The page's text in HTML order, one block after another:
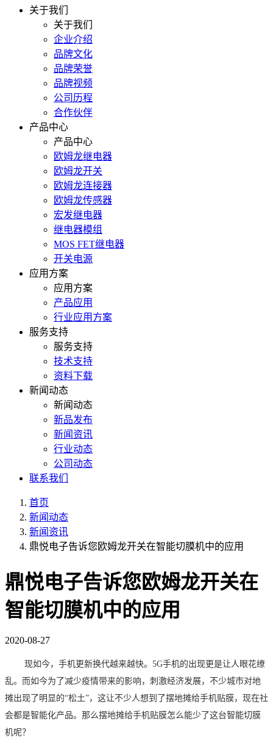
关于我们
关于我们
企业介绍
品牌文化
品牌荣誉
品牌视频
公司历程
合作伙伴
产品中心
产品中心
欧姆龙继电器
欧姆龙开关
欧姆龙连接器
欧姆龙传感器
宏发继电器
继电器模组
MOS FET继电器
开关电源
应用方案
应用方案
产品应用
行业应用方案
服务支持
服务支持
技术支持
资料下载
新闻动态
新闻动态
新品发布
新闻资讯
行业动态
公司动态
联系我们
首页
新闻动态
新闻资讯
鼎悦电子告诉您欧姆龙开关在智能切膜机中的应用
鼎悦电子告诉您欧姆龙开关在
智能切膜机中的应用
2020-08-27
现如今，手机更新换代越来越快。 5G手机的出现更是让人眼花缭
乱。而如今为了减少疫情带来的影响，刺激经济发展，不少城市对地
摊出现了明显的“松土”，这让不少人想到了摆地摊给手机贴膜，现在社
会都是智能化产品。那么摆地摊给手机贴膜怎么能少了这台智能切膜
机呢？